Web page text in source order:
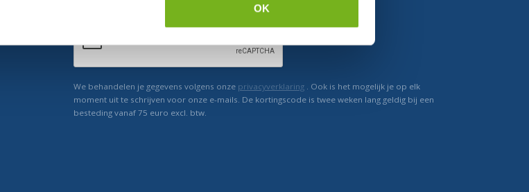
OK
We behandelen je gegevens volgens onze privacyverklaring . Ook is het mogelijk je op elk
moment uit te schrijven voor onze e-mails. De kortingscode is twee weken lang geldig bij een
besteding vanaf 75 euro excl. btw.